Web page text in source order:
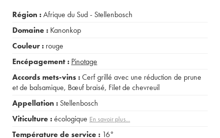
Région :Afrique du Sud - Stellenbosch
Domaine : Kanonkop
Couleur : rouge
Encépagement : Pinotage
Accords mets-vins :Cerf grillé avec une réduction de prune
et de balsamique, Bœuf braisé, Filet de chevreuil
Appellation : Stellenbosch
Viticulture :écologique En savoir plus...
Température de service : 16°